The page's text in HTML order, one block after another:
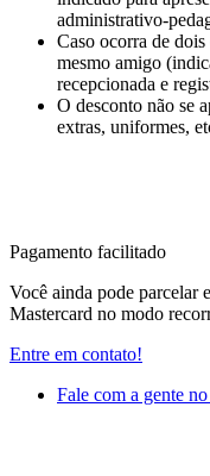
administrativo-
Caso ocorra de
mesmo amigo
recepcionada e
O desconto não se
extras, uniformes,
Pagamento facilitado
Você ainda pode parcelar
Mastercard no modo
Entre em contato!
Fale com a gente